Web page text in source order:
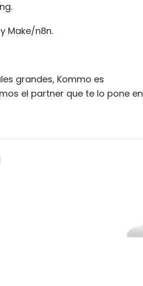
Make/n8n.
grandes, Kommo es
el partner que te lo pone en